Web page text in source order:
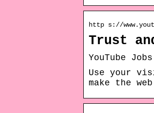
http s://
Trust
YouTube
Use your
make the